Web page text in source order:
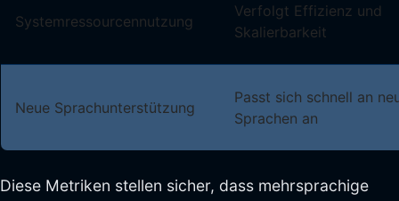
Systemressourcennutzung
Verfolgt Effizienz und
Skalierbarkeit
Neue Sprachunterstützung
Passt sich schnell an
Sprachen an
Diese Metriken stellen sicher, dass mehrsprachige